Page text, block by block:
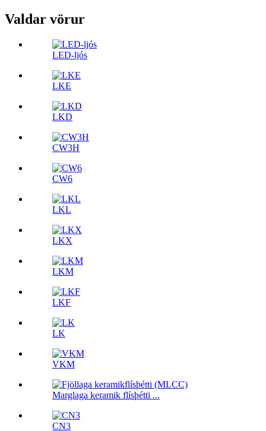
Valdar vörur
LED-ljós
LKE
LKD
CW3H
CW6
LKL
LKX
LKM
LKF
LK
VKM
Marglaga keramik flísþétti ...
CN3